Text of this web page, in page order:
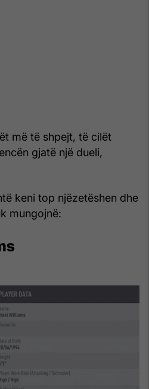
më të shpejt, të cilët
gjatë një dueli,
keni top njëzetëshen dhe
mungojnë: